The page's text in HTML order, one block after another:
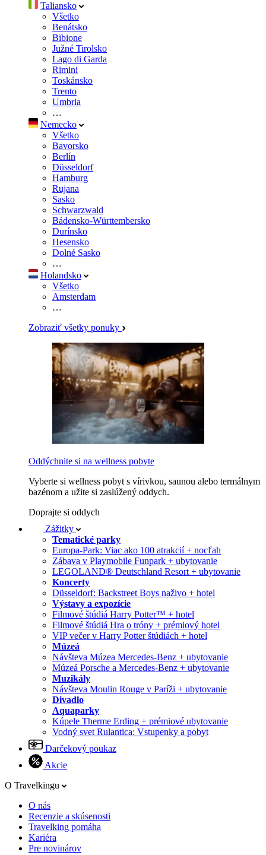
Taliansko
Všetko
Benátsko
Bibione
Južné Tirolsko
Lago di Garda
Rimini
Toskánsko
Trento
Umbria
…
Nemecko
Všetko
Bavorsko
Berlín
Düsseldorf
Hamburg
Rujana
Sasko
Schwarzwald
Bádensko-Württembersko
Durínsko
Hesensko
Dolné Sasko
…
Holandsko
Všetko
Amsterdam
…
Zobraziť všetky ponuky
Oddýchnite si na wellness pobyte
Vyberte si wellness pobyt s vírivkou, saunou alebo termálnym
bazénom a užite si zaslúžený oddych.
Doprajte si oddych
Zážitky
Tematické parky
Europa-Park: Viac ako 100 atrakcií + nocľah
Zábava v Playmobile Funpark + ubytovanie
LEGOLAND® Deutschland Resort + ubytovanie
Koncerty
Düsseldorf: Backstreet Boys naživo + hotel
Výstavy a expozície
Filmové štúdiá Harry Potter™ + hotel
Filmové štúdiá Hra o tróny + prémiový hotel
VIP večer v Harry Potter štúdiách + hotel
Múzeá
Návšteva Múzea Mercedes-Benz + ubytovanie
Múzeá Porsche a Mercedes-Benz + ubytovanie
Muzikály
Návšteva Moulin Rouge v Paríži + ubytovanie
Divadlo
Aquaparky
Kúpele Therme Erding + prémiové ubytovanie
Vodný svet Rulantica: Vstupenky a pobyt
Darčekový poukaz
Akcie
O Travelkingu
O nás
Recenzie a skúsenosti
Travelking pomáha
Kariéra
Pre novinárov